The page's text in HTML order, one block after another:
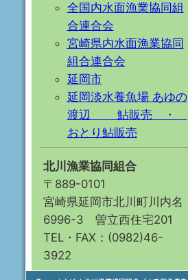
全国内水面漁業協同組
合連合会
宮崎県内水面漁業協同
組合連合会
延岡市
延岡淡水養魚場 あゆの
渡辺 鮎販売 ・
おとり鮎販売
北川漁業協同組合
〒889-0101
宮崎県延岡市北川町川内名
6996-3 曽立西住宅201
TEL・FAX：(0982)46-
3922